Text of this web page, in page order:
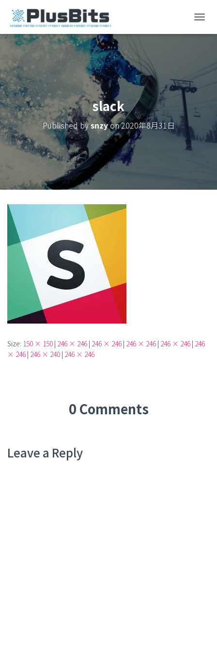
O
A
G
T
slack
Published bysnzyon2020年8月31日
Size: 150 × 150 | 246 × 246 | 246 × 246 | 246 × 246 | 246 × 246 | 246
× 246 | 246 × 240 | 246 × 246
0 Comments
Leave a Reply